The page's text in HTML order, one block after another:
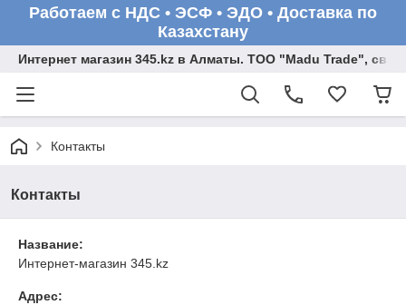
Работаем с НДС • ЭСФ • ЭДО • Доставка по
Казахстану
Интернет магазин 345.kz в Алматы. ТОО "Madu Trade",
Контакты
Контакты
Название:
Интернет-магазин 345.kz
Адрес: